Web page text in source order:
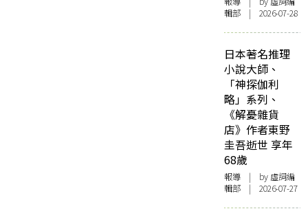
輯部 | 2026-07-28
日本著名推理
小說大師、
「神探伽利
略」系列、
《解憂雜貨
店》作者東野
圭吾逝世 享年
68歲
報導 | by 虛詞編
輯部 | 2026-07-27